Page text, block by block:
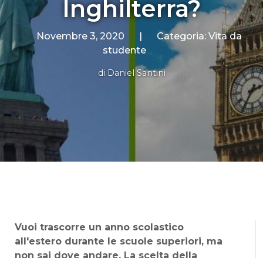
Inghilterra?
Novembre 3, 2020 | Categoria: Vita da
studente
di Daniel Santini
Vuoi trascorre un anno scolastico
all'estero durante le scuole superiori, ma
non sai dove andare. La scelta della